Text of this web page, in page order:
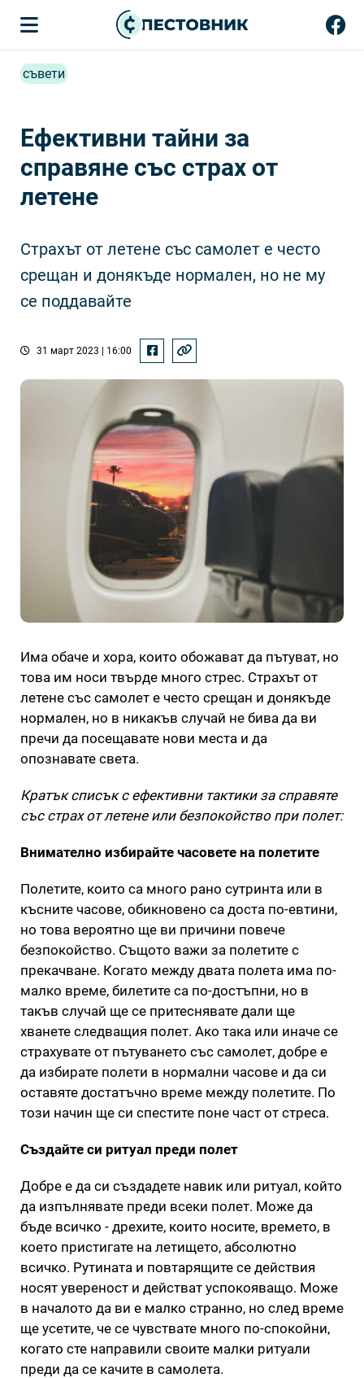
съвети
Ефективни тайни за
справяне със страх от
летене
Страхът от летене със самолет е често
срещан и донякъде нормален, но не му
се поддавайте
31 март 2023 | 16:00
Има обаче и хора, които обожават да пътуват, но
това им носи твърде много стрес. Страхът от
летене със самолет е често срещан и донякъде
нормален, но в никакъв случай не бива да ви
пречи да посещавате нови места и да
опознавате света.
Кратък списък с ефективни тактики за справяте
със страх от летене или безпокойство при полет:
Внимателно избирайте часовете на полетите
Полетите, които са много рано сутринта или в
късните часове, обикновено са доста по-евтини,
но това вероятно ще ви причини повече
безпокойство. Същото важи за полетите с
прекачване. Когато между двата полета има по-
малко време, билетите са по-достъпни, но в
такъв случай ще се притеснявате дали ще
хванете следващия полет. Ако така или иначе се
страхувате от пътуването със самолет, добре е
да избирате полети в нормални часове и да си
оставяте достатъчно време между полетите. По
този начин ще си спестите поне част от стреса.
Създайте си ритуал преди полет
Добре е да си създадете навик или ритуал, който
да изпълнявате преди всеки полет. Може да
бъде всичко - дрехите, които носите, времето, в
което пристигате на летището, абсолютно
всичко. Рутината и повтарящите се действия
носят увереност и действат успокояващо. Може
в началото да ви е малко странно, но след време
ще усетите, че се чувствате много по-спокойни,
когато сте направили своите малки ритуали
преди да се качите в самолета.